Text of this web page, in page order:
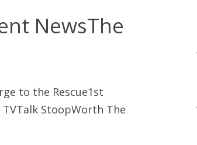
NewsThe
to the Rescue1st
StoopWorth The